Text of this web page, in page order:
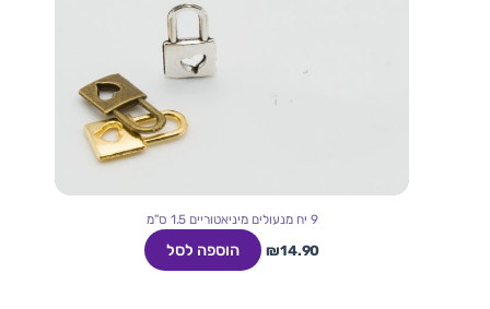
9 יח מנעולים מיניאטוריים 1.5 ס"מ
₪14.90 הוספה לסל